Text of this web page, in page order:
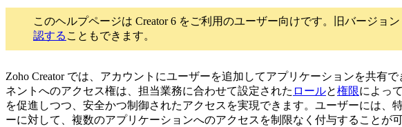
このヘルプページは Creator 6 をご利用のユーザー向けです。旧バージョン
認する こともできます。
Zoho Creator では、アカウントにユーザーを追加してアプリケーションを共有
ネントへのアクセス権は、担当業務に合わせて設定された ロールと権限によっ
を促進しつつ、安全かつ制御されたアクセスを実現できます。ユーザーには、
ーに対して、複数のアプリケーションへのアクセスを制限なく付与することが